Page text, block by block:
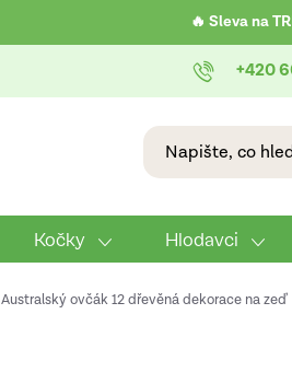
🔥 Sleva na
+420
Kočky Hlodavci
Australský ovčák 12 dřevěná dekorace na zeď